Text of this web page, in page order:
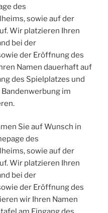
des
sowie auf der
Wir platzieren Ihren
bei der
der Eröffnung des
Namen dauerhaft auf
des Spielplatzes und
im
Sie auf Wunsch in
des
sowie auf der
Wir platzieren Ihren
bei der
der Eröffnung des
wir Ihren Namen